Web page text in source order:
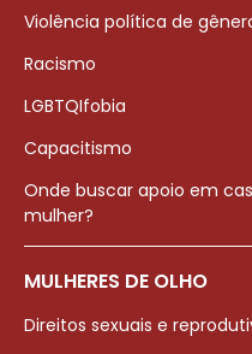
Violência política de
Racismo
LGBTQIfobia
Capacitismo
Onde buscar apoio em
mulher?
MULHERES DE OLHO
Direitos sexuais e